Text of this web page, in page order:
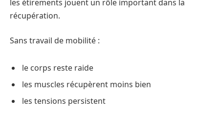
les étirements jouent un rôle important dans la
récupération.
Sans travail de mobilité :
le corps reste raide
les muscles récupèrent moins bien
les tensions persistent